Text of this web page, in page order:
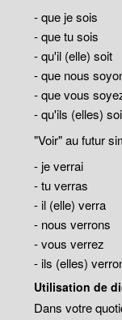
- que je sois
- que tu sois
- qu'il (elle) soit
- que nous
- que vous
- qu'ils (elles)
"Voir" au futur
- je verrai
- tu verras
- il (elle) verra
- nous verrons
- vous verrez
- ils (elles)
Utilisation de
Dans votre